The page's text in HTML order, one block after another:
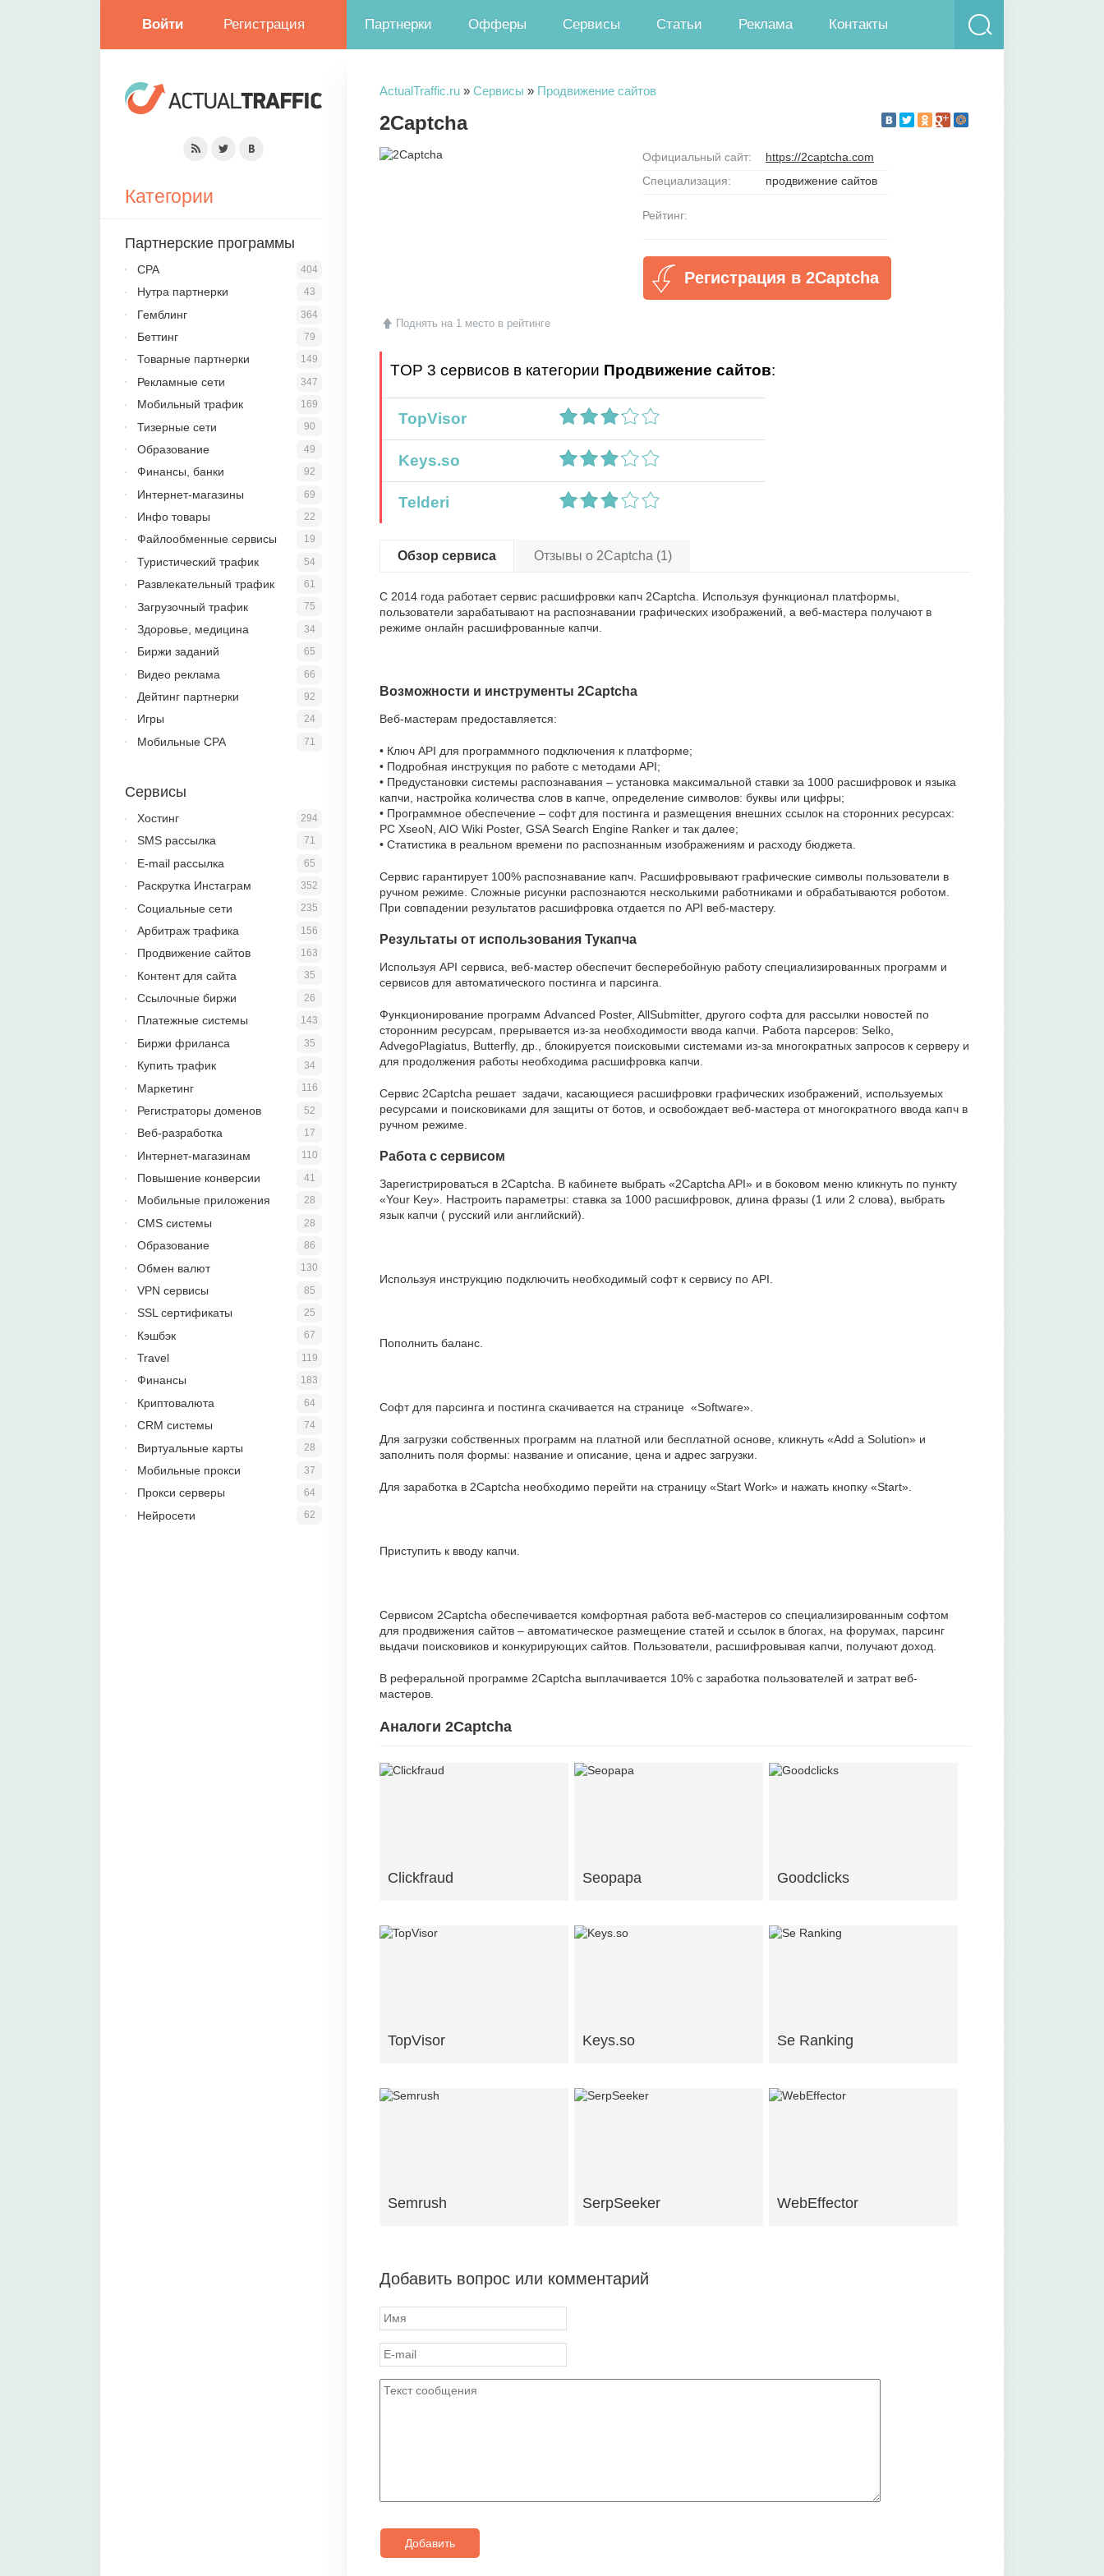
Войти Регистрация Партнерки Офферы Сервисы Статьи Реклама Контакты
ActualTraffic.ru » Сервисы » Продвижение сайтов
2Captcha
Поднять на 1 место в рейтинге
Официальный сайт:
https://2captcha.com
Специализация:
продвижение сайтов
Рейтинг:
Регистрация в 2Captcha
TOP 3 сервисов в категории Продвижение сайтов:
TopVisor
Keys.so
Telderi
Обзор сервиса Отзывы о 2Captcha (1)
С 2014 года работает сервис расшифровки капч 2Captcha. Используя функционал платформы,
пользователи зарабатывают на распознавании графических изображений, а веб-мастера получают в
режиме онлайн расшифрованные капчи.
Возможности и инструменты 2Captcha
Веб-мастерам предоставляется:
• Ключ API для программного подключения к платформе;
• Подробная инструкция по работе с методами API;
• Предустановки системы распознавания – установка максимальной ставки за 1000 расшифровок и языка
капчи, настройка количества слов в капче, определение символов: буквы или цифры;
• Программное обеспечение – софт для постинга и размещения внешних ссылок на сторонних ресурсах:
PC XseoN, AIO Wiki Poster, GSA Search Engine Ranker и так далее;
• Статистика в реальном времени по распознанным изображениям и расходу бюджета.
Сервис гарантирует 100% распознавание капч. Расшифровывают графические символы пользователи в
ручном режиме. Сложные рисунки распознаются несколькими работниками и обрабатываются роботом.
При совпадении результатов расшифровка отдается по API веб-мастеру.
Результаты от использования Тукапча
Используя API сервиса, веб-мастер обеспечит бесперебойную работу специализированных программ и
сервисов для автоматического постинга и парсинга.
Функционирование программ Advanced Poster, AllSubmitter, другого софта для рассылки новостей по
сторонним ресурсам, прерывается из-за необходимости ввода капчи. Работа парсеров: Selko,
AdvegoPlagiatus, Butterfly, др., блокируется поисковыми системами из-за многократных запросов к серверу и
для продолжения работы необходима расшифровка капчи.
Сервис 2Captcha решает задачи, касающиеся расшифровки графических изображений, используемых
ресурсами и поисковиками для защиты от ботов, и освобождает веб-мастера от многократного ввода капч в
ручном режиме.
Работа с сервисом
Зарегистрироваться в 2Captcha. В кабинете выбрать «2Captcha API» и в боковом меню кликнуть по пункту
«Your Key». Настроить параметры: ставка за 1000 расшифровок, длина фразы (1 или 2 слова), выбрать
язык капчи ( русский или английский).
Используя инструкцию подключить необходимый софт к сервису по API.
Пополнить баланс.
Софт для парсинга и постинга скачивается на странице «Software».
Для загрузки собственных программ на платной или бесплатной основе, кликнуть «Add a Solution» и
заполнить поля формы: название и описание, цена и адрес загрузки.
Для заработка в 2Captcha необходимо перейти на страницу «Start Work» и нажать кнопку «Start».
Приступить к вводу капчи.
Сервисом 2Captcha обеспечивается комфортная работа веб-мастеров со специализированным софтом
для продвижения сайтов – автоматическое размещение статей и ссылок в блогах, на форумах, парсинг
выдачи поисковиков и конкурирующих сайтов. Пользователи, расшифровывая капчи, получают доход.
В реферальной программе 2Captcha выплачивается 10% с заработка пользователей и затрат веб-
мастеров.
Аналоги 2Captcha
Clickfraud Seopapa Goodclicks
TopVisor Keys.so Se Ranking
Semrush SerpSeeker WebEffector
Добавить вопрос или комментарий
Добавить
Категории
Партнерские программы
404
CPA
43
Нутра партнерки
364
Гемблинг
79
Беттинг
149
Товарные партнерки
347
Рекламные сети
169
Мобильный трафик
90
Тизерные сети
49
Образование
92
Финансы, банки
69
Интернет-магазины
22
Инфо товары
19
Файлообменные сервисы
54
Туристический трафик
61
Развлекательный трафик
75
Загрузочный трафик
34
Здоровье, медицина
65
Биржи заданий
66
Видео реклама
92
Дейтинг партнерки
24
Игры
71
Мобильные CPA
Сервисы
294
Хостинг
71
SMS рассылка
65
E-mail рассылка
352
Раскрутка Инстаграм
235
Социальные сети
156
Арбитраж трафика
163
Продвижение сайтов
35
Контент для сайта
26
Ссылочные биржи
143
Платежные системы
35
Биржи фриланса
34
Купить трафик
116
Маркетинг
52
Регистраторы доменов
17
Веб-разработка
110
Интернет-магазинам
41
Повышение конверсии
28
Мобильные приложения
28
CMS системы
86
Образование
130
Обмен валют
85
VPN сервисы
25
SSL сертификаты
67
Кэшбэк
119
Travel
183
Финансы
64
Криптовалюта
74
CRM системы
28
Виртуальные карты
37
Мобильные прокси
64
Прокси серверы
62
Нейросети